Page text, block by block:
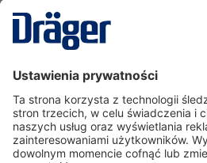
Serwisowa linia hotline
O nas